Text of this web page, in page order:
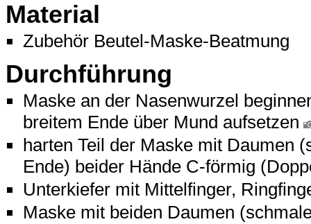
Material
Zubehör Beutel-Maske-Beatmung
Durchführung
Maske an der Nasenwurzel
breitem Ende über Mund aufsetzen
harten Teil der Maske mit Daumen
Ende) beider Hände C-förmig
Unterkiefer mit Mittelfinger,
Maske mit beiden Daumen